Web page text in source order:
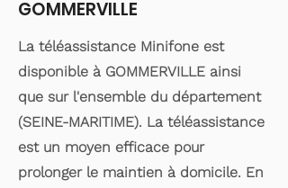
GOMMERVILLE
La téléassistance Minifone est
disponible à GOMMERVILLE ainsi
que sur l'ensemble du département
(SEINE-MARITIME). La téléassistance
est un moyen efficace pour
prolonger le maintien à domicile. En